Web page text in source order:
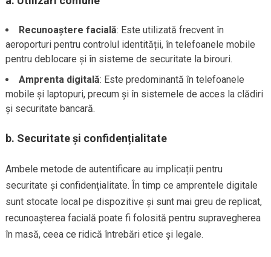
Recunoaștere facială: Este utilizată frecvent în
aeroporturi pentru controlul identității, în telefoanele mobile
pentru deblocare și în sisteme de securitate la birouri.
Amprenta digitală: Este predominantă în telefoanele
mobile și laptopuri, precum și în sistemele de acces la clădiri
și securitate bancară.
b. Securitate și confidențialitate
Ambele metode de autentificare au implicații pentru
securitate și confidențialitate. În timp ce amprentele digitale
sunt stocate local pe dispozitive și sunt mai greu de replicat,
recunoașterea facială poate fi folosită pentru supravegherea
în masă, ceea ce ridică întrebări etice și legale.